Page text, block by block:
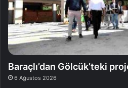
Baraçlı’dan Gölcük’teki
6 Ağustos 2026